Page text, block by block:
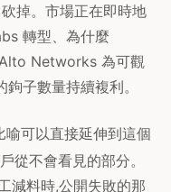
掉。市場正在即時地
轉型、為什麼
Networks 為可觀
子數量持續複利。
可以直接延伸到這個
從不會看見的部分。
減料時,公開失敗的那